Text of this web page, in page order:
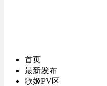
首页
最新发布
歌姬PV区